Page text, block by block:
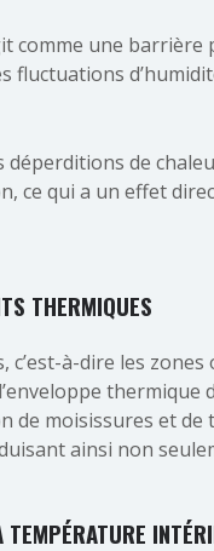
comme une
fluctuations
déperditions de
ce qui a un effet
THERMIQUES
c’est-à-dire les
de moisissures et de
ainsi non